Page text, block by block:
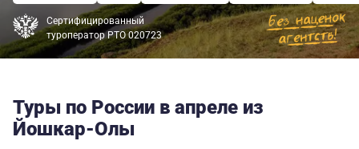
Сертифицированный
туроператор РТО 020723
Туры по России в апреле из
Йошкар-Олы